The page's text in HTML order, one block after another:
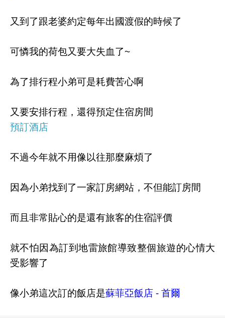
又到了跟老婆約定每年出國渡假的時候了
可憐我的荷包又要大失血了~
為了排行程小弟可是耗費苦心啊
又要安排行程，還得預定住宿房間
預訂酒店
不過今年就不用像以往那麼麻煩了
因為小弟找到了一家訂房網站，不但能訂房間
而且非常貼心的是還有旅客的住宿評價
就不怕因為訂到地雷旅館導致整個旅遊的心情大
受影響了
像小弟這次訂的飯店是蘇菲亞飯店 - 首爾